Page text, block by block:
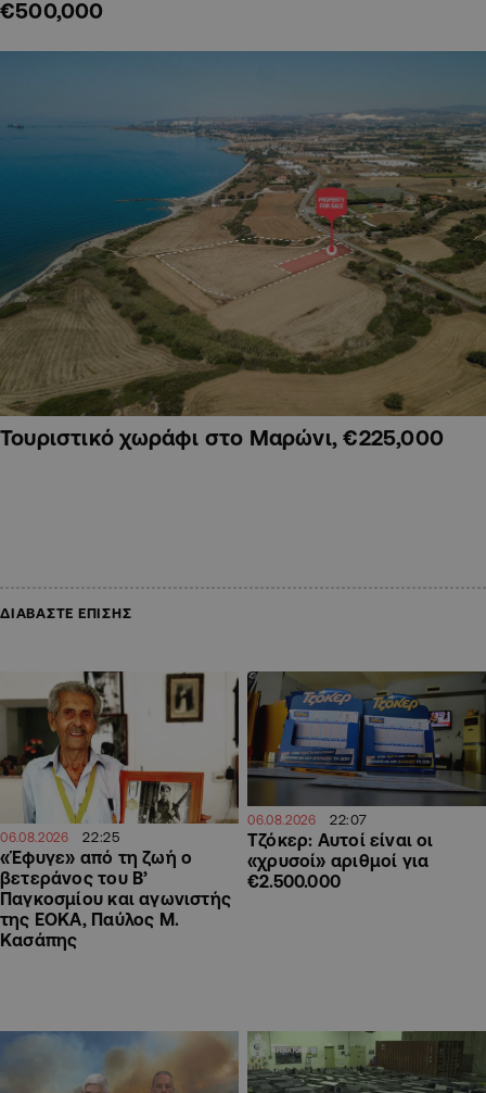
€500,000
Τουριστικό χωράφι στο Μαρώνι, €225,000
ΔΙΑΒΑΣΤΕ ΕΠΙΣΗΣ
06.08.2026 22:25
«Έφυγε» από τη ζωή ο
βετεράνος του Β’
Παγκοσμίου και αγωνιστής
της ΕΟΚΑ, Παύλος Μ.
Κασάπης
06.08.2026 22:07
Τζόκερ: Αυτοί είναι οι
«χρυσοί» αριθμοί για
€2.500.000